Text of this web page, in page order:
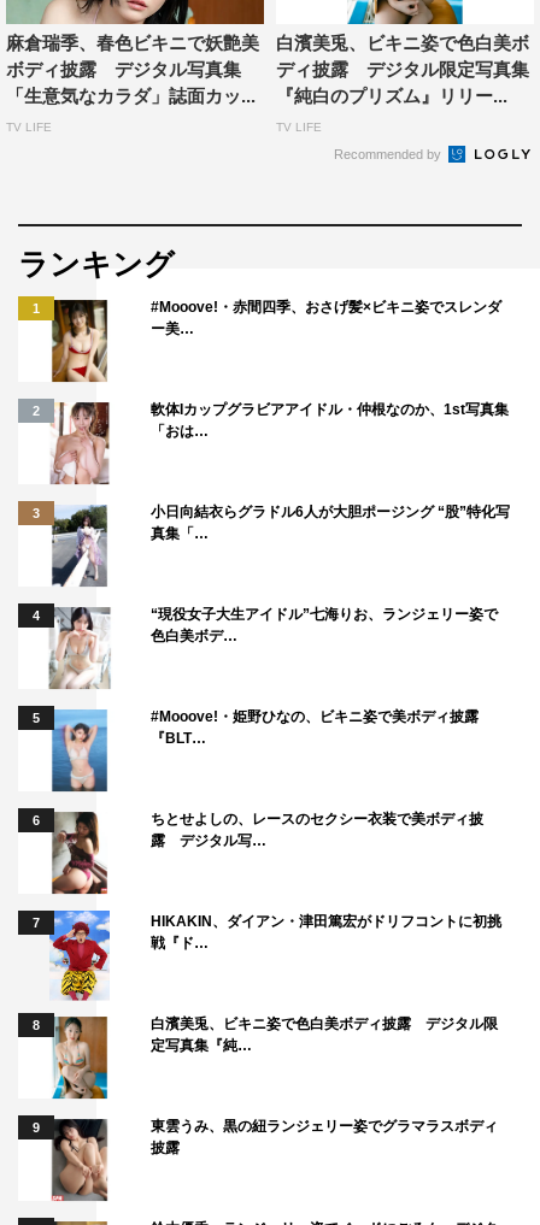
麻倉瑞季、春色ビキニで妖艶美
ボディ披露 デジタル写真集
「生意気なカラダ」誌面カッ...
TV LIFE
白濱美兎、ビキニ姿で色白美ボ
ディ披露 デジタル限定写真集
『純白のプリズム』リリー...
TV LIFE
Recommended by
ランキング
1
#Mooove!・赤間四季、おさげ髪×ビキニ姿でスレンダ
ー美…
2
軟体Iカップグラビアアイドル・仲根なのか、1st写真集
「おは…
3
小日向結衣らグラドル6人が大胆ポージング “股”特化写
真集「…
4
“現役女子大生アイドル”七海りお、ランジェリー姿で
色白美ボデ…
5
#Mooove!・姫野ひなの、ビキニ姿で美ボディ披露
『BLT…
6
ちとせよしの、レースのセクシー衣装で美ボディ披
露 デジタル写…
7
HIKAKIN、ダイアン・津田篤宏がドリフコントに初挑
戦『ド…
8
白濱美兎、ビキニ姿で色白美ボディ披露 デジタル限
定写真集『純…
9
東雲うみ、黒の紐ランジェリー姿でグラマラスボディ
披露